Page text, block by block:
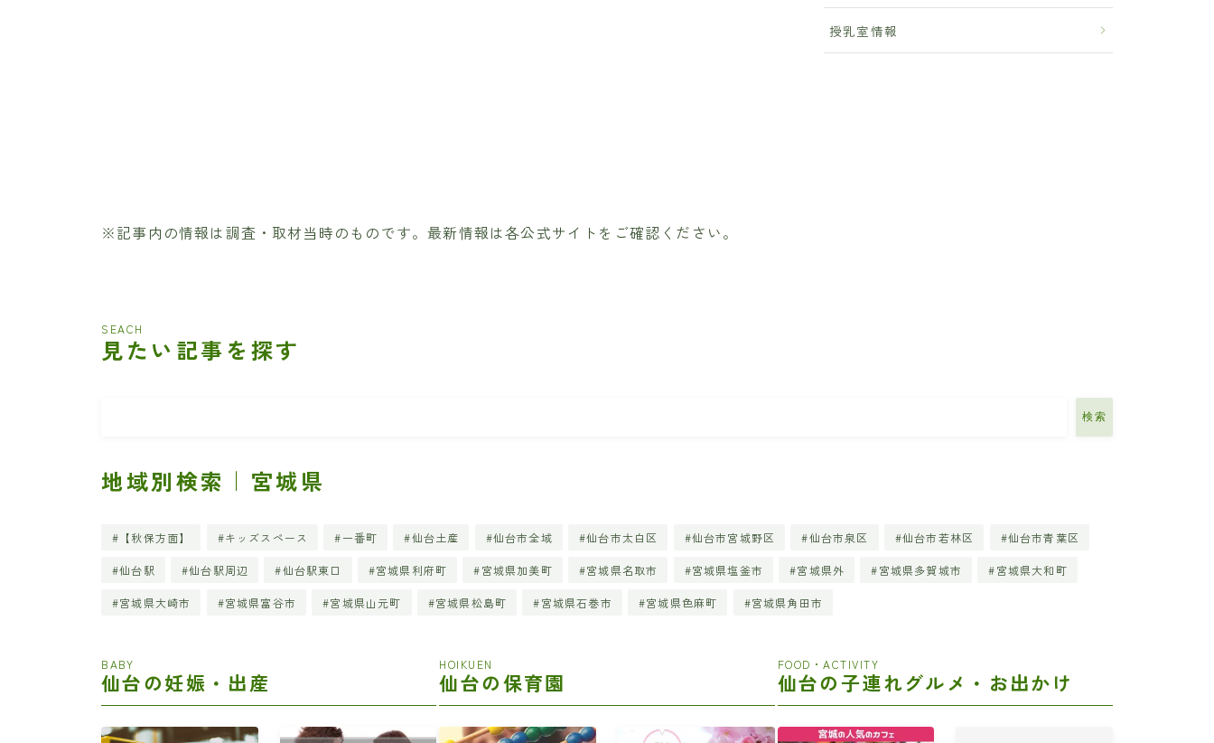
授乳室情報
※記事内の情報は調査・取材当時のものです。最新情報は各公式サイトをご確認ください。
SEACH
見たい記事を探す
検索
地域別検索｜宮城県
【秋保方面】 キッズスペース 一番町 仙台土産 仙台市全域 仙台市太白区 仙台市宮城野区 仙台市泉区 仙台市若林区 仙台市青葉区
仙台駅 仙台駅周辺 仙台駅東口 宮城県利府町 宮城県加美町 宮城県名取市 宮城県塩釜市 宮城県外 宮城県多賀城市 宮城県大和町
宮城県大崎市 宮城県富谷市 宮城県山元町 宮城県松島町 宮城県石巻市 宮城県色麻町 宮城県角田市
BABY
仙台の妊娠・出産
HOIKUEN
仙台の保育園
FOOD・ACTIVITY
仙台の子連れグルメ・お出かけ